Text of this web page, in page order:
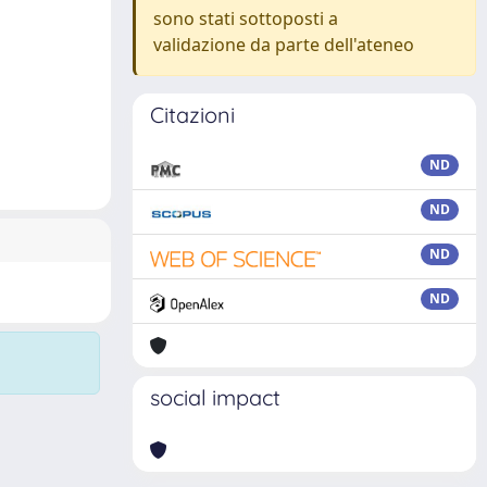
sono stati sottoposti a
validazione da parte dell'ateneo
Citazioni
ND
ND
ND
ND
social impact